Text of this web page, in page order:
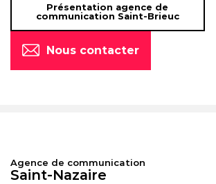
Présentation agence de
communication Saint-Brieuc
Nous contacter
Agence de communication
Saint-Nazaire